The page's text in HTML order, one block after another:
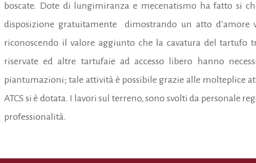
boscate. Dote di lungimiranza e mecenatismo ha fatto si
disposizione gratuitamente dimostrando un atto d’amore
riconoscendo il valore aggiunto che la cavatura del tartufo
riservate ed altre tartufaie ad accesso libero hanno
piantumazioni; tale attività è possibile grazie alle molteplice
ATCS si è dotata. I lavori sul terreno, sono svolti da personale
professionalità.